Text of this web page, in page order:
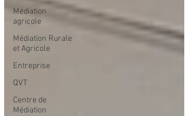
Médiation
agricole
Médiation Rurale
et Agricole
Entreprise
QVT
Centre de
Médiation